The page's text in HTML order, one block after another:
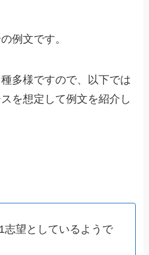
例文です。
多様ですので、以下では
を想定して例文を紹介し
志望としているようで